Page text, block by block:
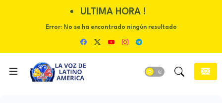
ULTIMA HORA !
Error:No se ha encontrado ningún resultado